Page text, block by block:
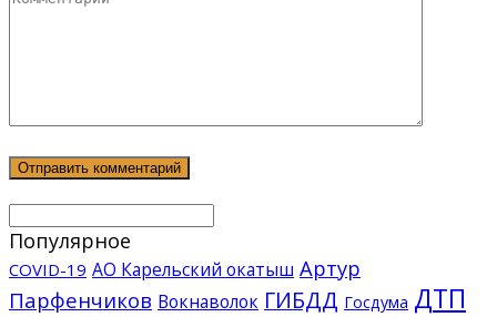
Популярное
COVID-19 АО Карельский окатыш Артур
Парфенчиков Вокнаволок ГИБДД Госдума ДТП